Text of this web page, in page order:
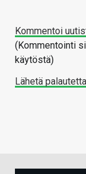
Kommentoi
(Kommentointi
käytöstä)
Lähetä